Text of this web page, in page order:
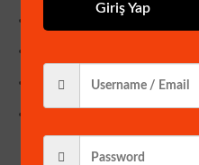
Digital WDR: VAR
Güç Tüketimi: 250 mA
Sağlam Ve Şık Tasarımı
Uygundur.
Giriş Yap